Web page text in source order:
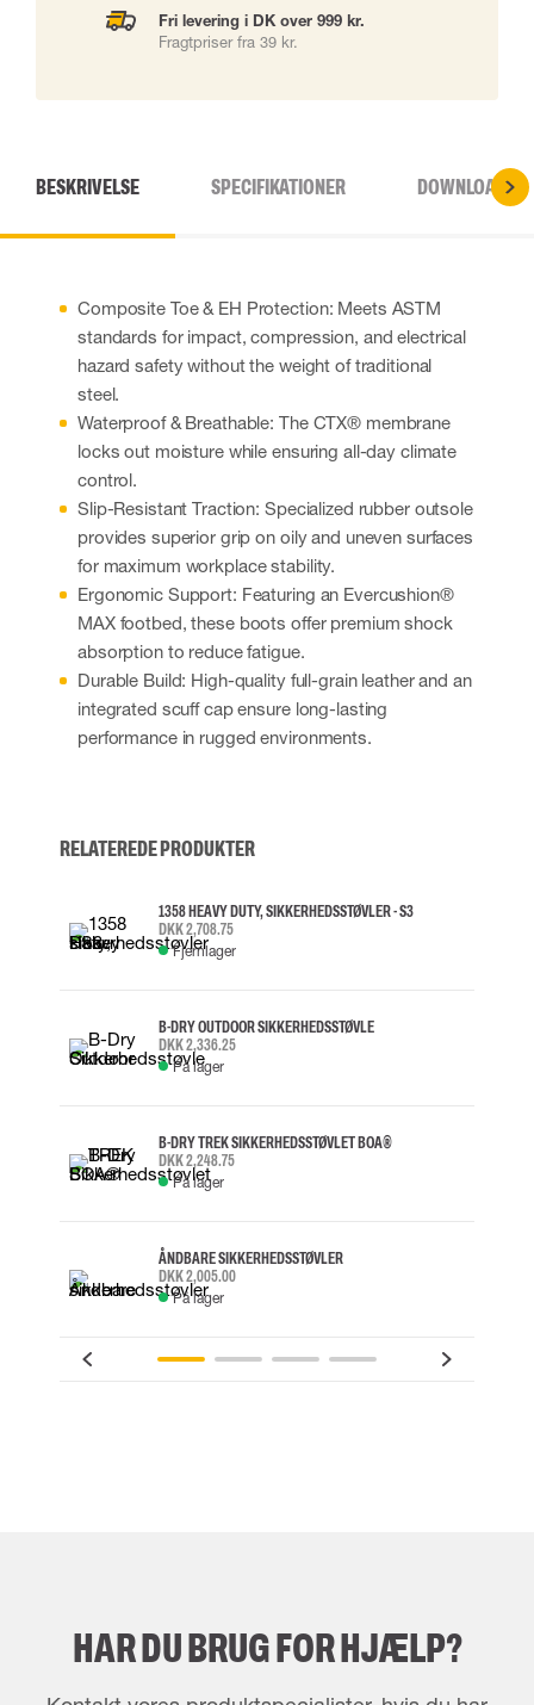
Fri levering i DK over 999 kr.
Fragtpriser fra 39 kr.
BESKRIVELSE SPECIFIKATIONER DOWNLOADS
Composite Toe & EH Protection: Meets ASTM
standards for impact, compression, and electrical
hazard safety without the weight of traditional
steel.
Waterproof & Breathable: The CTX® membrane
locks out moisture while ensuring all-day climate
control.
Slip-Resistant Traction: Specialized rubber outsole
provides superior grip on oily and uneven surfaces
for maximum workplace stability.
Ergonomic Support: Featuring an Evercushion®
MAX footbed, these boots offer premium shock
absorption to reduce fatigue.
Durable Build: High-quality full-grain leather and an
integrated scuff cap ensure long-lasting
performance in rugged environments.
RELATEREDE PRODUKTER
1358 HEAVY DUTY, SIKKERHEDSSTØVLER - S3
DKK 2,708.75
Fjernlager
B-DRY OUTDOOR SIKKERHEDSSTØVLE
DKK 2,336.25
På lager
B-DRY TREK SIKKERHEDSSTØVLET BOA®
DKK 2,248.75
På lager
ÅNDBARE SIKKERHEDSSTØVLER
DKK 2,005.00
På lager
HAR DU BRUG FOR HJÆLP?